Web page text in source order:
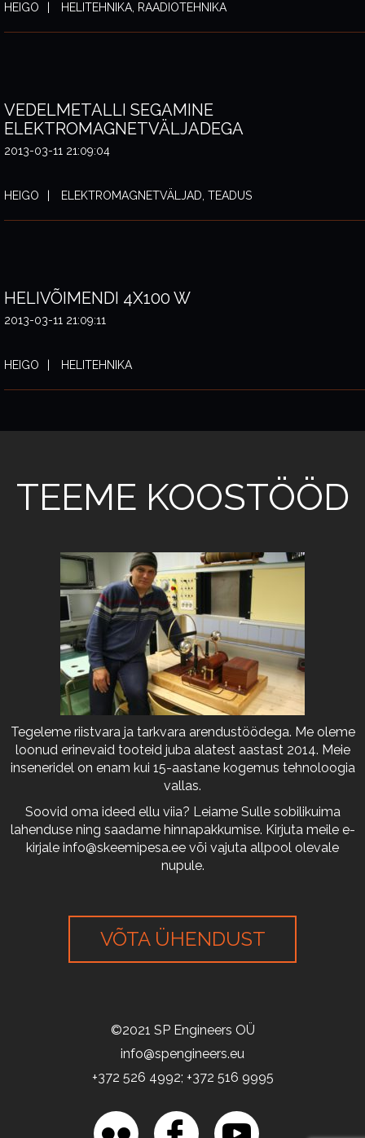
HEIGO HELITEHNIKA, RAADIOTEHNIKA
VEDELMETALLI SEGAMINE
ELEKTROMAGNETVÄLJADEGA
2013-03-11 21:09:04
HEIGO ELEKTROMAGNETVÄLJAD, TEADUS
HELIVÕIMENDI 4X100 W
2013-03-11 21:09:11
HEIGO HELITEHNIKA
TEEME KOOSTÖÖD
Tegeleme riistvara ja tarkvara arendustöödega. Me oleme
loonud erinevaid tooteid juba alatest aastast 2014. Meie
inseneridel on enam kui 15-aastane kogemus tehnoloogia
vallas.
Soovid oma ideed ellu viia? Leiame Sulle sobilikuima
lahenduse ning saadame hinnapakkumise. Kirjuta meile e-
kirjale info@skeemipesa.ee või vajuta allpool olevale
nupule.
VÕTA ÜHENDUST
©2021 SP Engineers OÜ
info@spengineers.eu
+372 526 4992; +372 516 9995